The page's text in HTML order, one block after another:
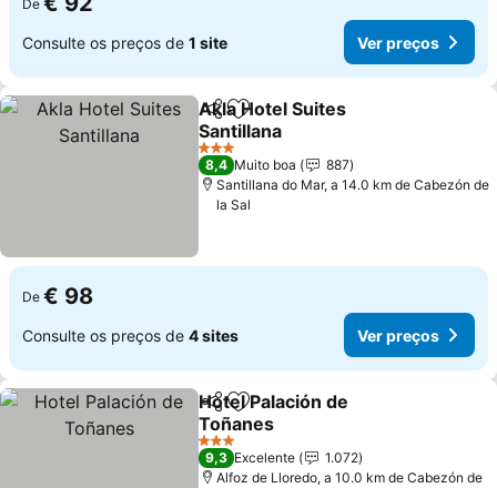
De
Consulte os preços de 1 site Ver preços
PartilharAdicionar aos favoritos
Akla Hotel Suites
Santillana
3 Estrelas
8,4 Muito boa
887
Santillana do Mar, a 14.0 km de Cabezón de
la Sal
De € 98
Consulte os preços de 4 sites Ver preços
PartilharAdicionar aos favoritos
Hotel Palación de
Toñanes
3 Estrelas
9,3 Excelente
1.072
Alfoz de Lloredo, a 10.0 km de Cabezón de